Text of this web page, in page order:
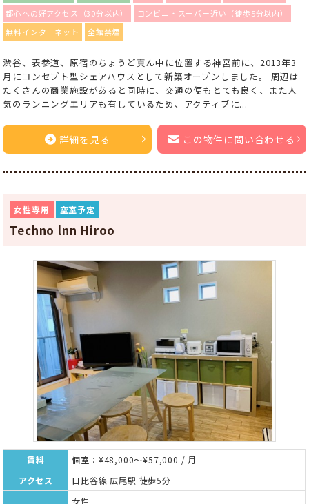
都心への好アクセス（30分以内）
コンビニ・スーパー近い（徒歩5分以内）
無料インターネット
全館禁煙
渋谷、表参道、原宿のちょうど真ん中に位置する神宮前に、2013年3
月にコンセプト型シェアハウスとして新築オープンしました。 周辺は
たくさんの商業施設があると同時に、交通の便もとても良く、また人
気のランニングエリアも有しているため、アクティブに...
詳細を見る この物件に問い合わせる
女性専用 空室予定
Techno lnn Hiroo
賃料
個室：¥48,000～¥57,000 / 月
アクセス
日比谷線 広尾駅 徒歩5分
女性